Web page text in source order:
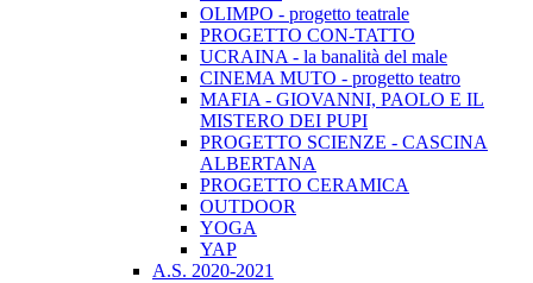
OLIMPO - progetto teatrale
PROGETTO CON-TATTO
UCRAINA - la banalità del male
CINEMA MUTO - progetto teatro
MAFIA - GIOVANNI, PAOLO E IL
MISTERO DEI PUPI
PROGETTO SCIENZE - CASCINA
ALBERTANA
PROGETTO CERAMICA
OUTDOOR
YOGA
YAP
A.S. 2020-2021